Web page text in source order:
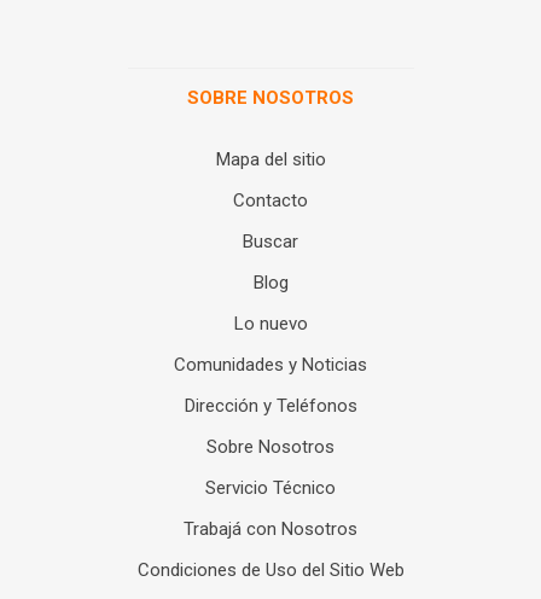
SOBRE NOSOTROS
Mapa del sitio
Contacto
Buscar
Blog
Lo nuevo
Comunidades y Noticias
Dirección y Teléfonos
Sobre Nosotros
Servicio Técnico
Trabajá con Nosotros
Condiciones de Uso del Sitio Web